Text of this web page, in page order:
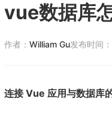
vue数据库
作者： William Gu发布时间：
连接 Vue 应用与数据库